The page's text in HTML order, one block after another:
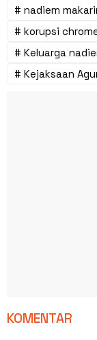
# nadiem
# korupsi
# Keluarga
# Kejaksaan
KOMENTAR